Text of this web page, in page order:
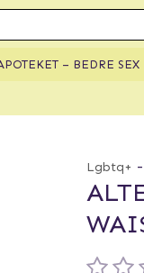
Lgbtq+ -
– BEDRE SEX